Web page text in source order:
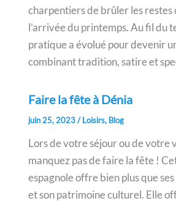
charpentiers de brûler les restes
l’arrivée du printemps. Au fil du
pratique a évolué pour devenir
combinant tradition, satire et
Faire la fête à Dénia
juin 25, 2023/Loisirs, Blog
Lors de votre séjour ou de votre
manquez pas de faire la fête !
espagnole offre bien plus que
et son patrimoine culturel. Elle